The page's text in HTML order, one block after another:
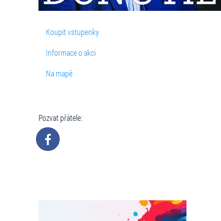
Koupit vstupenky
Informace o akci
Na mapě
Pozvat přátele: